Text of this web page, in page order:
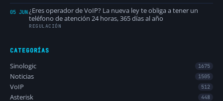
05 JUN¿Eres operador de VoIP? La nueva ley te obliga a tener un
teléfono de atención 24 horas, 365 días al año
REGULACIÓN
CATEGORÍAS
Sinologic 1675
Noticias 1505
VoIP 512
Asterisk 448